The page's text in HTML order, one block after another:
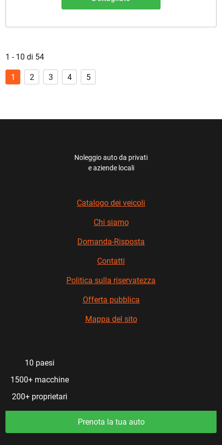
1 - 10 di 54
1 2 3 4 5
Noleggio auto da privati
e aziende locali
Catalogo dei veicoli
Chi siamo
Domanda-Risposta
Contatti
Politica sulla riservatezza
Offerta pubblica
Mappa del sito
10 paesi
1500+ macchine
200+ proprietari
Prenota la tua auto